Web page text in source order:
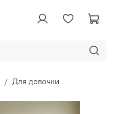
Для девочки